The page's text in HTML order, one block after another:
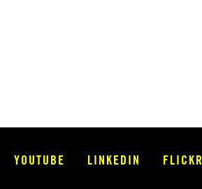
YOUTUBE LINKEDIN FLICKR